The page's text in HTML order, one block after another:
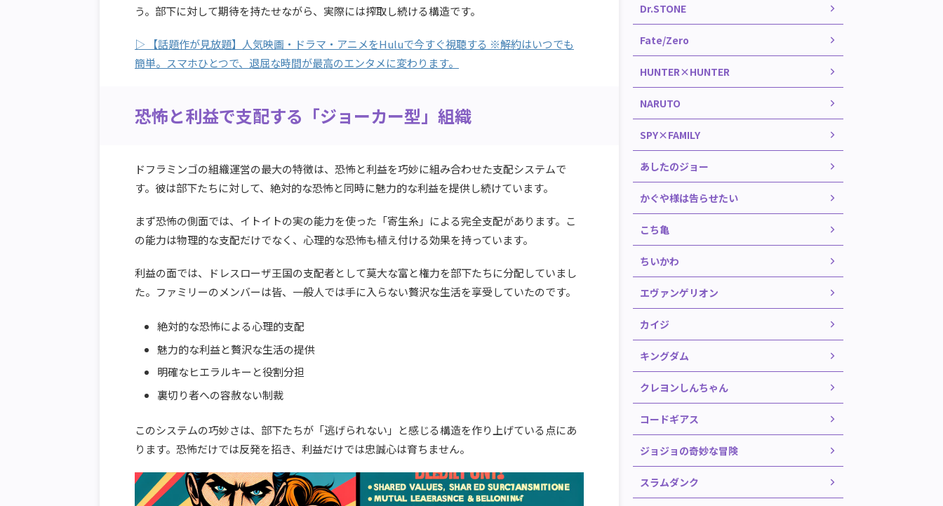
う。部下に対して期待を持たせながら、実際には搾取し続ける構造です。
▷ 【話題作が見放題】人気映画・ドラマ・アニメをHuluで今すぐ視聴する ※解約はいつでも
簡単。スマホひとつで、退屈な時間が最高のエンタメに変わります。
恐怖と利益で支配する「ジョーカー型」組織
ドフラミンゴの組織運営の最大の特徴は、恐怖と利益を巧妙に組み合わせた支配システムで
す。彼は部下たちに対して、絶対的な恐怖と同時に魅力的な利益を提供し続けています。
まず恐怖の側面では、イトイトの実の能力を使った「寄生糸」による完全支配があります。こ
の能力は物理的な支配だけでなく、心理的な恐怖も植え付ける効果を持っています。
利益の面では、ドレスローザ王国の支配者として莫大な富と権力を部下たちに分配していまし
た。ファミリーのメンバーは皆、一般人では手に入らない贅沢な生活を享受していたのです。
絶対的な恐怖による心理的支配
魅力的な利益と贅沢な生活の提供
明確なヒエラルキーと役割分担
裏切り者への容赦ない制裁
このシステムの巧妙さは、部下たちが「逃げられない」と感じる構造を作り上げている点にあ
ります。恐怖だけでは反発を招き、利益だけでは忠誠心は育ちません。
Dr.STONE
Fate/Zero
HUNTER×HUNTER
NARUTO
SPY×FAMILY
あしたのジョー
かぐや様は告らせたい
こち亀
ちいかわ
エヴァンゲリオン
カイジ
キングダム
クレヨンしんちゃん
コードギアス
ジョジョの奇妙な冒険
スラムダンク